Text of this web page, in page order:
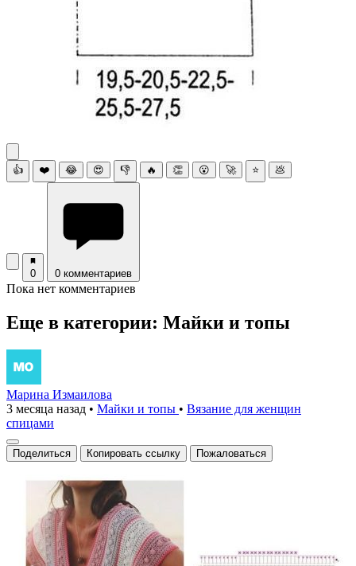
👍 ❤️ 😂 😍 👎 🔥 👏 😮 🚀 ⭐ 💩
0 0 комментариев
Пока нет комментариев
Еще в категории: Майки и топы
Марина Измаилова
3 месяца назад • Майки и топы • Вязание для женщин
спицами
Поделиться Копировать ссылку Пожаловаться